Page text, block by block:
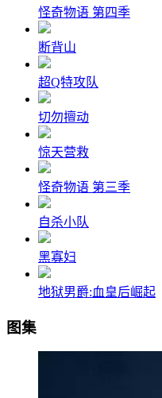
怪奇物语 第四季
断背山
超Q特攻队
切勿擅动
惊天营救
怪奇物语 第三季
自杀小队
黑寡妇
地狱男爵:血皇后崛起
图集